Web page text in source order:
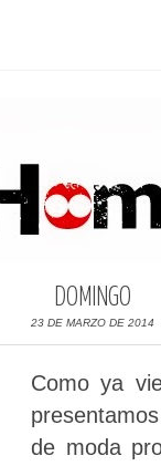
DOMINGO
23 DE MARZO DE 2014
Como ya
de moda